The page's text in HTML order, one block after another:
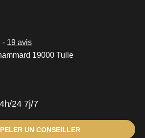
- 19 avis
19000 Tulle
24 7j/7
UN CONSEILLER